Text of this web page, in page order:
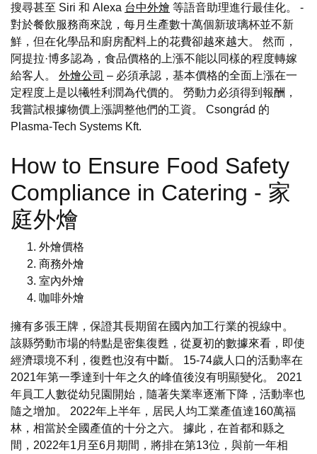
搜尋甚至 Siri 和 Alexa 台中外燴 等語音助理進行最佳化。 -
對於餐飲服務商來說，每月生產數十萬個新玻璃杯並不新
鮮，但在化學品和廚房配料上的花費卻越來越大。 然而，
阿提拉·博多認為，食品價格的上漲不能以同樣的程度轉嫁
給客人。 外燴公司 – 必須承認，基本價格的全面上漲在一
定程度上是以犧牲利潤為代價的。 勞動力必須得到報酬，
我嘗試根據物價上漲調整他們的工資。 Csongrád 的
Plasma-Tech Systems Kft.
How to Ensure Food Safety
Compliance in Catering - 家
庭外燴
外燴價格
商務外燴
室內外燴
咖啡外燴
擁有多張王牌，保證其長期留在國內加工行業的視線中。
該縣勞動市場的特點是密集復甦，從夏初的數據來看，即使
經濟環境不利，復甦也沒有中斷。 15-74歲人口的活動率在
2021年第一季達到十年之久的峰值後沒有明顯變化。 2021
年員工人數從幼兒園開始，隨著失業率逐漸下降，活動率也
隨之增加。 2022年上半年，居民人均工業產值達160萬福
林，相當於全國產值的十分之六。 據此，在首都和縣之
間，2022年1月至6月期間，將排在第13位，與前一年相